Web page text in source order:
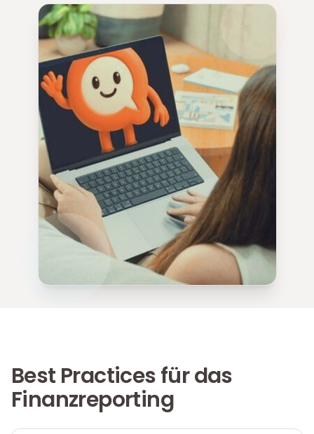
Best Practices für das
Finanzreporting